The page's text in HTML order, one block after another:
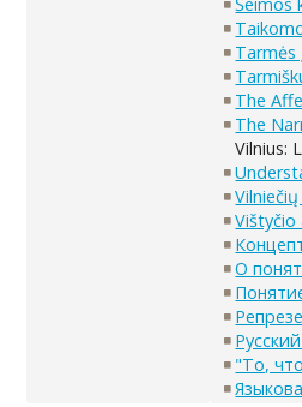
The
The
Vilnius:
Vištyčio
О
"То,